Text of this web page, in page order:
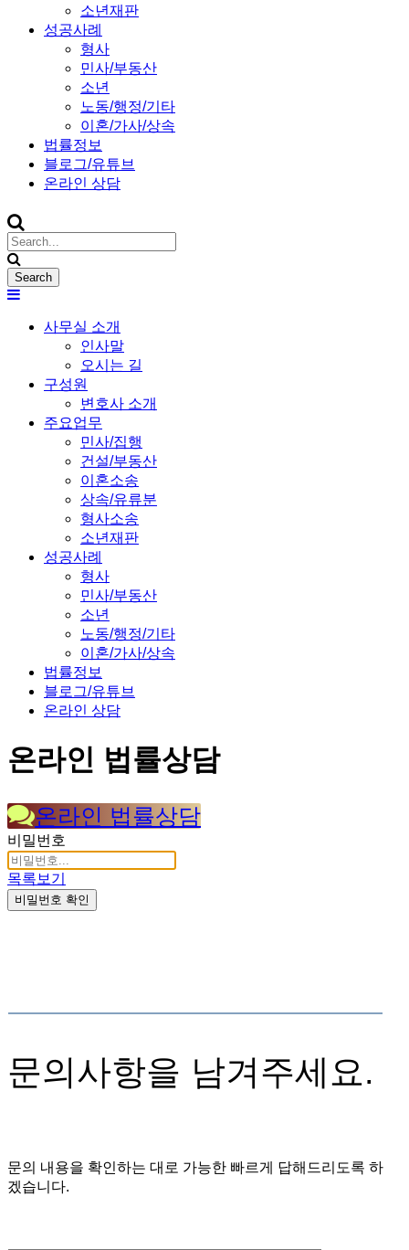
소년재판
성공사례
형사
민사/부동산
소년
노동/행정/기타
이혼/가사/상속
법률정보
블로그/유튜브
온라인 상담
사무실 소개
인사말
오시는 길
구성원
변호사 소개
주요업무
민사/집행
건설/부동산
이혼소송
상속/유류분
형사소송
소년재판
성공사례
형사
민사/부동산
소년
노동/행정/기타
이혼/가사/상속
법률정보
블로그/유튜브
온라인 상담
온라인 법률상담
온라인 법률상담
비밀번호
목록보기
비밀번호 확인
문의사항을 남겨주세요.
문의 내용을 확인하는 대로 가능한 빠르게 답해드리도록 하
겠습니다.